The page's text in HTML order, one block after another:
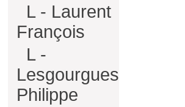
L - Laurent
François
L -
Lesgourgues
Philippe